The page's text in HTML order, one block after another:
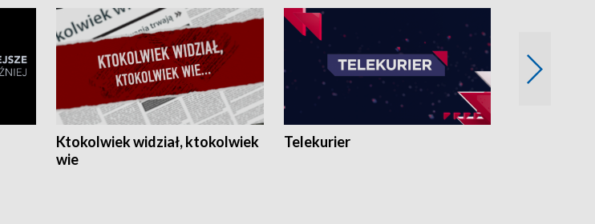
Ktokolwiek widział, ktokolwiek
wie
Telekurier